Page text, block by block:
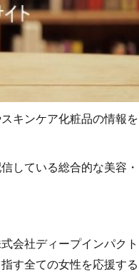
キンケア化粧品の情報を
している総合的な美容・
会社ディープインパクト
す全ての女性を応援する